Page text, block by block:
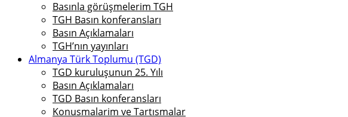
Basınla görüşmelerim TGH
TGH Basın konferansları
Basın Açıklamaları
TGH’nın yayınları
Almanya Türk Toplumu (TGD)
TGD kuruluşunun 25. Yılı
Basın Açıklamaları
TGD Basın konferansları
Konusmalarim ve Tartısmalar